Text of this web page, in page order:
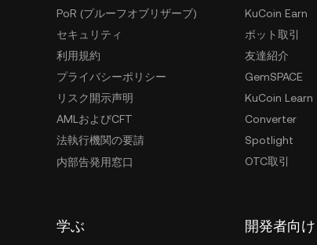
PoR (プルーフオブリザーブ)
セキュリティ
利用規約
プライバシーポリシー
リスク開示声明
AMLおよびCFT
法執行機関の要請
内部告発用窓口
KuCoin Earn
ボット取引
友達紹介
GemSPACE
KuCoin Learn
Converter
Spotlight
OTC取引
学ぶ 開発者向け